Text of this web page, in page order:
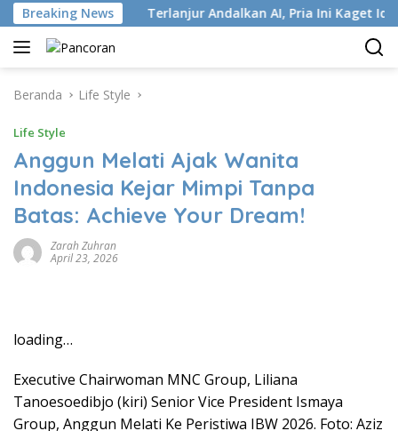
Langsung
ke
konten
Breaking News
ISP Terlanjur Andalkan AI, Pria Ini Kaget Idap
Beranda Life Style
Life Style
Anggun Melati Ajak Wanita
Indonesia Kejar Mimpi Tanpa
Batas: Achieve Your Dream!
Zarah Zuhran
April 23, 2026
loading…
Executive Chairwoman MNC Group, Liliana
Tanoesoedibjo (kiri) Senior Vice President Ismaya
Group, Anggun Melati Ke Peristiwa IBW 2026. Foto: Aziz